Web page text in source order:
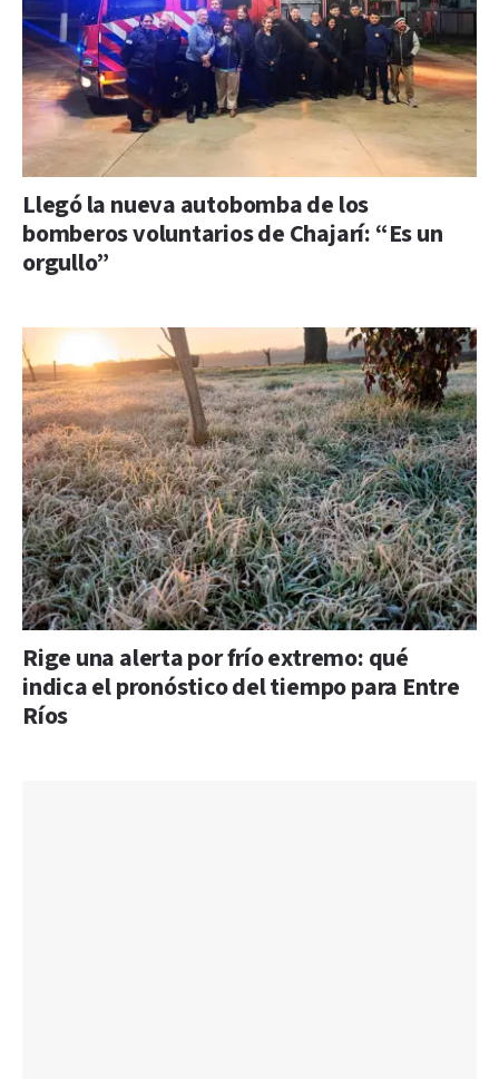
Llegó la nueva autobomba de los
bomberos voluntarios de Chajarí: “Es un
orgullo”
Rige una alerta por frío extremo: qué
indica el pronóstico del tiempo para Entre
Ríos